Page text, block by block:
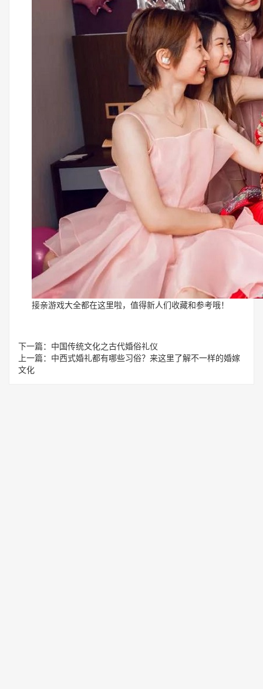
接亲游戏大全都在这里啦，值得新人们收藏和参考哦！
下一篇： 中国传统文化之古代婚俗礼仪
上一篇： 中西式婚礼都有哪些习俗？来这里了解不一样的婚嫁
文化